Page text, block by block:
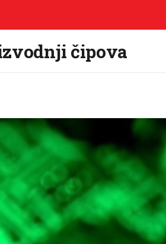
čipova